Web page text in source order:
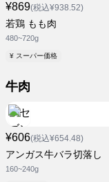
¥869(税込¥938.52)
若鶏 もも肉
480~720g
¥ スーパー価格
牛肉
¥606(税込¥654.48)
アンガス牛バラ切落し
160~240g